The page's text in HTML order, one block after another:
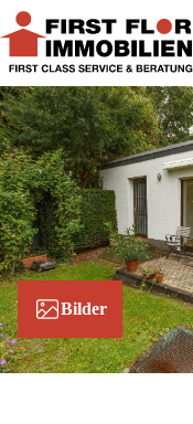
Zum
Inhalt
springen
Bilder